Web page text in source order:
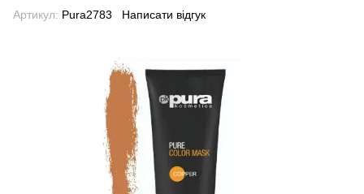
Артикул: Pura2783 Написати відгук